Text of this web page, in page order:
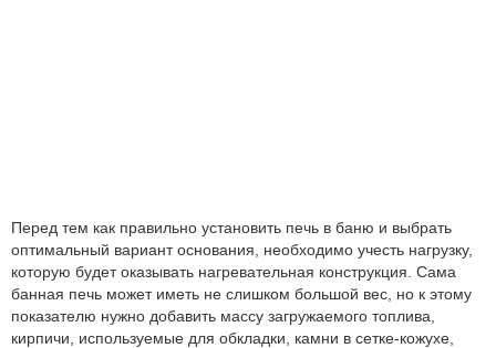
Перед тем как правильно установить печь в баню и выбрать
оптимальный вариант основания, необходимо учесть нагрузку,
которую будет оказывать нагревательная конструкция. Сама
банная печь может иметь не слишком большой вес, но к этому
показателю нужно добавить массу загружаемого топлива,
кирпичи, используемые для обкладки, камни в сетке-кожухе,